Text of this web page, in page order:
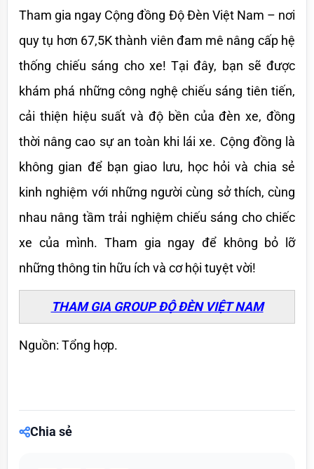
Tham gia ngay Cộng đồng Độ Đèn Việt Nam – nơi
quy tụ hơn 67,5K thành viên đam mê nâng cấp hệ
thống chiếu sáng cho xe! Tại đây, bạn sẽ được
khám phá những công nghệ chiếu sáng tiên tiến,
cải thiện hiệu suất và độ bền của đèn xe, đồng
thời nâng cao sự an toàn khi lái xe. Cộng đồng là
không gian để bạn giao lưu, học hỏi và chia sẻ
kinh nghiệm với những người cùng sở thích, cùng
nhau nâng tầm trải nghiệm chiếu sáng cho chiếc
xe của mình. Tham gia ngay để không bỏ lỡ
những thông tin hữu ích và cơ hội tuyệt vời!
THAM GIA GROUP ĐỘ ĐÈN VIỆT NAM
Nguồn: Tổng hợp.
Chia sẻ